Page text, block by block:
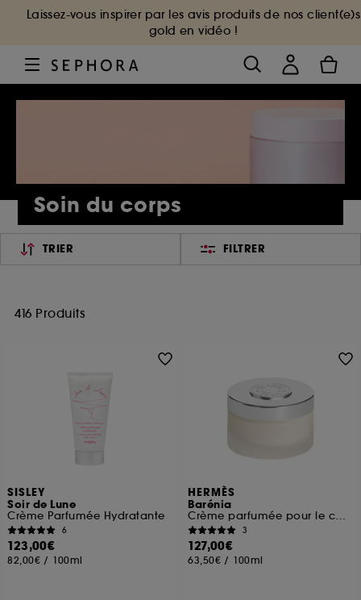
Laissez-vous inspirer par les avis produits de nos client(e)s
gold en vidéo !
Soin du corps
TRIER FILTRER
416 Produits
SISLEY
Soir de Lune
Crème Parfumée Hydratante
6
123,00€
82,00€ / 100ml
HERMÈS
Barénia
Crème parfumée pour le corps
3
127,00€
63,50€ / 100ml